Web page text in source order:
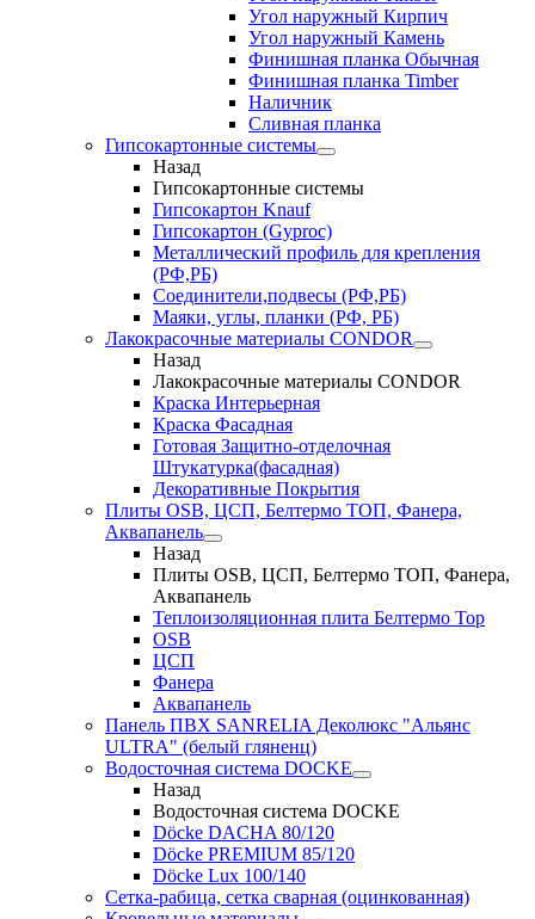
Угол наружный Кирпич
Угол наружный Камень
Финишная планка Обычная
Финишная планка Timber
Наличник
Сливная планка
Гипсокартонные системы
Назад
Гипсокартонные системы
Гипсокартон Knauf
Гипсокартон (Gyproc)
Металлический профиль для крепления
(РФ,РБ)
Соединители,подвесы (РФ,РБ)
Маяки, углы, планки (РФ, РБ)
Лакокрасочные материалы CONDOR
Назад
Лакокрасочные материалы CONDOR
Краска Интерьерная
Краска Фасадная
Готовая Защитно-отделочная
Штукатурка(фасадная)
Декоративные Покрытия
Плиты OSB, ЦСП, Белтермо ТОП, Фанера,
Аквапанель
Назад
Плиты OSB, ЦСП, Белтермо ТОП, Фанера,
Аквапанель
Теплоизоляционная плита Белтермо Top
OSB
ЦСП
Фанера
Аквапанель
Панель ПВХ SANRELIA Деколюкс "Альянс
ULTRA" (белый гляненц)
Водосточная система DOCKE
Назад
Водосточная система DOCKE
Döсkе DACHA 80/120
Döcke PREMIUM 85/120
Döсkе Luх 100/140
Сетка-рабица, сетка сварная (оцинкованная)